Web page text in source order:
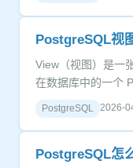
PostgreSQL视
View（视图）是一
在数据库中的一个
PostgreSQL 2026-
PostgreSQL怎